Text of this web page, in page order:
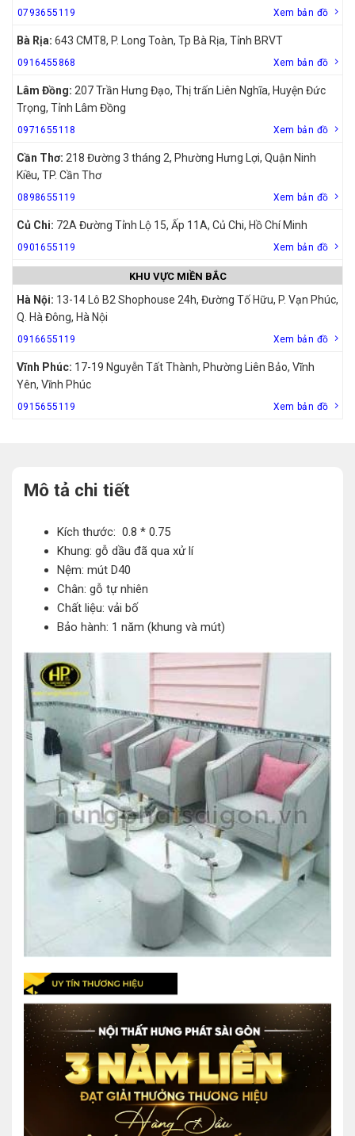
0793655119 Xem bản đồ
Bà Rịa: 643 CMT8, P. Long Toàn, Tp Bà Rịa, Tỉnh BRVT
0916455868 Xem bản đồ
Lâm Đồng: 207 Trần Hưng Đạo, Thị trấn Liên Nghĩa, Huyện Đức
Trọng, Tỉnh Lâm Đồng
0971655118 Xem bản đồ
Cần Thơ: 218 Đường 3 tháng 2, Phường Hưng Lợi, Quận Ninh
Kiều, TP. Cần Thơ
0898655119 Xem bản đồ
Củ Chi: 72A Đường Tỉnh Lộ 15, Ấp 11A, Củ Chi, Hồ Chí Minh
0901655119 Xem bản đồ
KHU VỰC MIỀN BẮC
Hà Nội: 13-14 Lô B2 Shophouse 24h, Đường Tố Hữu, P. Vạn Phúc,
Q. Hà Đông, Hà Nội
0916655119 Xem bản đồ
Vĩnh Phúc: 17-19 Nguyễn Tất Thành, Phường Liên Bảo, Vĩnh
Yên, Vĩnh Phúc
0915655119 Xem bản đồ
Mô tả chi tiết
Kích thước: 0.8 * 0.75
Khung: gỗ dầu đã qua xử lí
Nệm: mút D40
Chân: gỗ tự nhiên
Chất liệu: vải bố
Bảo hành: 1 năm (khung và mút)